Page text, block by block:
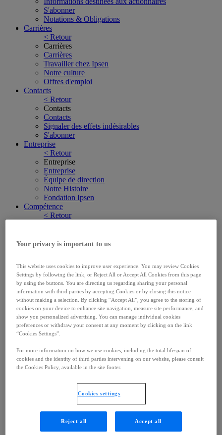
S'abonner
Notations & Obligations
Carrières
< Retour
Carrières
Carrières
Travailler chez Ipsen
Notre culture
Offres d'emploi
Contacts
< Retour
Contacts
Contacts
Signaler des effets indésirables
S'abonner
Entreprise
< Retour
Entreprise
Entreprise
Équipe de direction
Notre Histoire
Fondation Ipsen
Compétence
< Retour
Maladies rares
Science
< Retour
Science
Science
< Retour
Neurosciences
Profils
< Retour
Partenariat
Focus thérapeutique
Découvrir l’équipe
Your privacy is important to us
This website uses cookies to improve user experience. You may review Cookies
Settings by following the link, or Reject All or Accept All Cookies from this page
by using the buttons. You are directing us regarding sharing your personal
information with third parties by accepting Cookies or by closing this notice
without making a selection. By clicking “Accept All”, you agree to the storing of
cookies on your device to enhance site navigation, measure site performance, and
show you personalized advertising. You can manage individual cookies
preferences or withdraw your consent at any moment by clicking on the link
“Cookies Settings”.
For more information on how we use cookies, including the total lifespan of
cookies and the identity of third parties intervening on our website, please consult
the Cookies Policy, available in the site footer.
Cookies settings
Reject all Accept all